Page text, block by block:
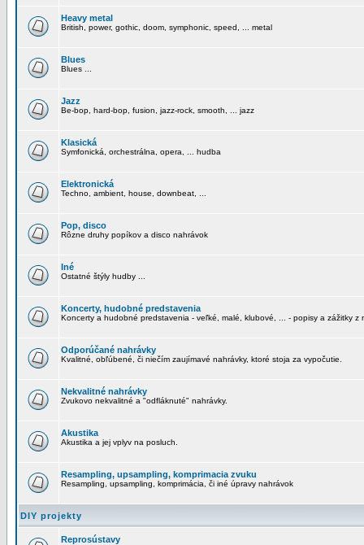
Heavy metal
British, power, gothic, doom, symphonic, speed, ... metal
Blues
Blues ...
Jazz
Be-bop, hard-bop, fusion, jazz-rock, smooth, ... jazz
Klasická
Symfonická, orchestrálna, opera, ... hudba
Elektronická
Techno, ambient, house, downbeat, ...
Pop, disco
Rôzne druhy popíkov a disco nahrávok
Iné
Ostatné štýly hudby ...
Koncerty, hudobné predstavenia
Koncerty a hudobné predstavenia - veľké, malé, klubové, ... - popisy a zážitky z
Odporúčané nahrávky
Kvalitné, obľúbené, či niečím zaujímavé nahrávky, ktoré stoja za vypočutie.
Nekvalitné nahrávky
Zvukovo nekvalitné a "odfláknuté" nahrávky.
Akustika
Akustika a jej vplyv na posluch.
Resampling, upsampling, komprimacia zvuku
Resampling, upsampling, komprimácia, či iné úpravy nahrávok
DIY projekty
Reprosústavy